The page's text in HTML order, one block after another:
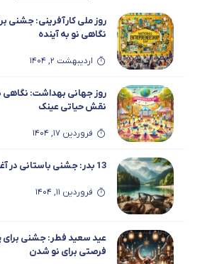
روز ملی کارآفرینی: جشنی
نگاهی نو به آینده
اردیبهشت 2, 1404
روز جهانی بهداشت:
نقش حیاتی عینک
فروردین 17, 1404
13 بدر: جشنی باستانی در آغوش بهار 1404
فروردین 11, 1404
عید سعید فطر: جشنی برای
فرصتی برای نو شدن